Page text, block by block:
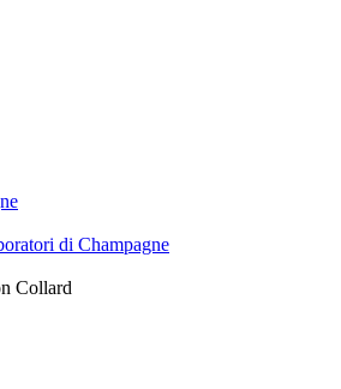
di Champagne
Collard